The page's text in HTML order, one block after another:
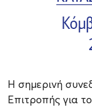
Η σημερινή
Επιτροπής για